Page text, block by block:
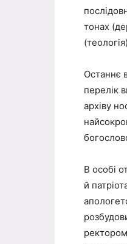
тонах
Останнє
перелік
архіву
В особі
й